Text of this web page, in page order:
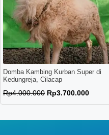
Domba Kambing Kurban Super di
Kedungreja, Cilacap
Rp4.000.000 Rp3.700.000